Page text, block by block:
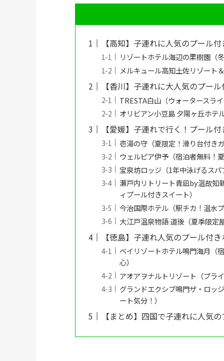
【高知】子連れに人気のプール
リゾートホテル海辺の果樹園（
メルキュール高知土佐リゾート
【香川】子連れに大人気のプー
TRESTA白山（ウォータースラ
オリビアン小豆島 夕陽ヶ丘ホテ
【愛媛】子連れで行く！プール
壱湯の守（夏限定！滑り台付き
ウェルピア伊予（宿泊者無料！
宝泉坊ロッジ（1年中泳げるス
瀬戸内リトリート青凪by温故知
ィプール付きスイート）
今治国際ホテル（駅チカ！温水
大江戸温泉物語 道後（夏季限定
【徳島】子連れ人気のプール付
ベイリゾートホテル鳴門海月（
心）
アオアヲナルトリゾート（プラ
グランドエクシブ鳴門ザ・ロッ
ート気分！）
【まとめ】四国で子連れに人気